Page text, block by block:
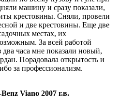
машину и сразу показали,
крестовины. Сняли, провели
и две крестовины. Еще две
местах, их
За всей работой
два часа мне показали новый,
Порадовала открытость и
за профессионализм.
Viano 2007 г.в.